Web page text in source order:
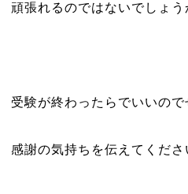
頑張れるのではないでしょう
受験が終わったらでいいの
感謝の気持ちを伝えてくださ